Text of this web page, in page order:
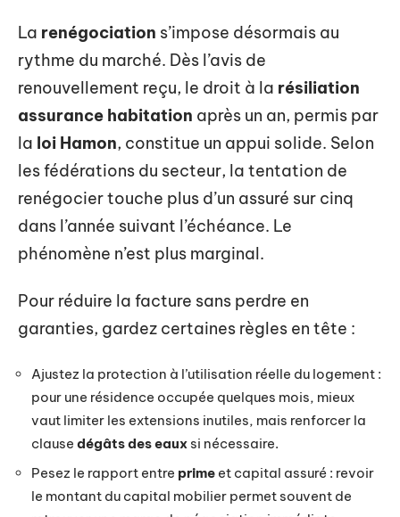
La renégociation s’impose désormais au
rythme du marché. Dès l’avis de
renouvellement reçu, le droit à la résiliation
assurance habitation après un an, permis par
la loi Hamon, constitue un appui solide. Selon
les fédérations du secteur, la tentation de
renégocier touche plus d’un assuré sur cinq
dans l’année suivant l’échéance. Le
phénomène n’est plus marginal.
Pour réduire la facture sans perdre en
garanties, gardez certaines règles en tête :
Ajustez la protection à l’utilisation réelle du logement :
pour une résidence occupée quelques mois, mieux
vaut limiter les extensions inutiles, mais renforcer la
clause dégâts des eaux si nécessaire.
Pesez le rapport entre prime et capital assuré : revoir
le montant du capital mobilier permet souvent de